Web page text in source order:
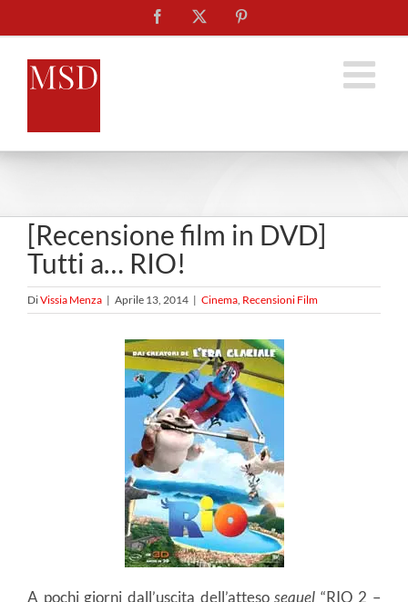
al
contenuto
Facebook
[Recensione film in DVD]
Tutti a… RIO!
DiVissia Menza | Aprile 13, 2014 | Cinema, Recensioni Film
A pochi giorni dall’uscita dell’attesosequel “RIO 2 –